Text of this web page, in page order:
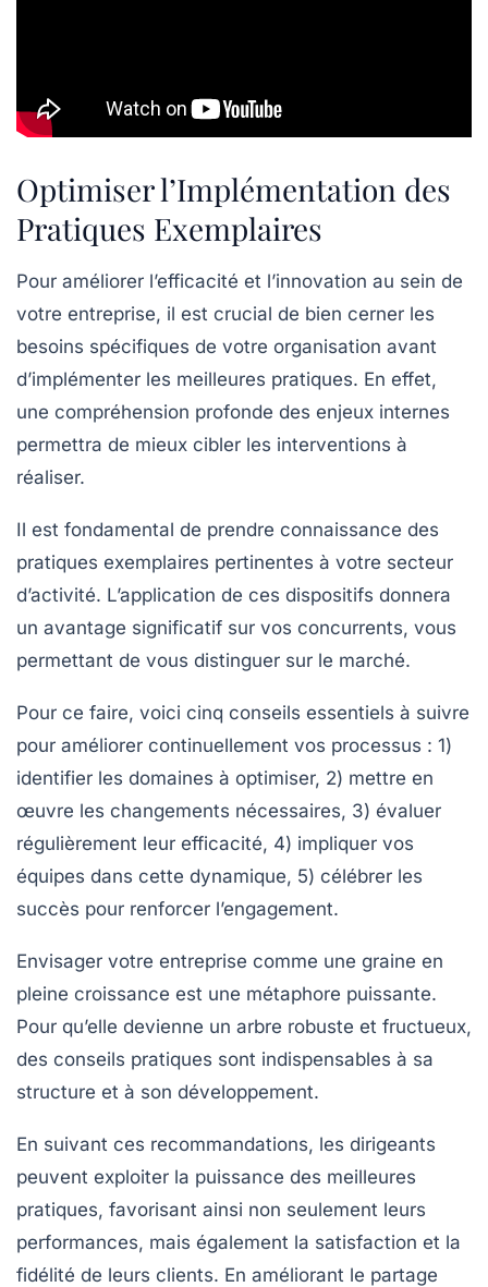
Optimiser l’Implémentation des
Pratiques Exemplaires
Pour améliorer l’efficacité et l’innovation au sein de
votre entreprise, il est crucial de bien cerner les
besoins spécifiques de votre organisation avant
d’implémenter les meilleures pratiques. En effet,
une compréhension profonde des enjeux internes
permettra de mieux cibler les interventions à
réaliser.
Il est fondamental de prendre connaissance des
pratiques exemplaires pertinentes à votre secteur
d’activité. L’application de ces dispositifs donnera
un avantage significatif sur vos concurrents, vous
permettant de vous distinguer sur le marché.
Pour ce faire, voici cinq conseils essentiels à suivre
pour améliorer continuellement vos processus : 1)
identifier les domaines à optimiser, 2) mettre en
œuvre les changements nécessaires, 3) évaluer
régulièrement leur efficacité, 4) impliquer vos
équipes dans cette dynamique, 5) célébrer les
succès pour renforcer l’engagement.
Envisager votre entreprise comme une graine en
pleine croissance est une métaphore puissante.
Pour qu’elle devienne un arbre robuste et fructueux,
des conseils pratiques sont indispensables à sa
structure et à son développement.
En suivant ces recommandations, les dirigeants
peuvent exploiter la puissance des meilleures
pratiques, favorisant ainsi non seulement leurs
performances, mais également la satisfaction et la
fidélité de leurs clients. En améliorant le partage